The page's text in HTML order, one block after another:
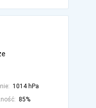
1014 hPa
85%